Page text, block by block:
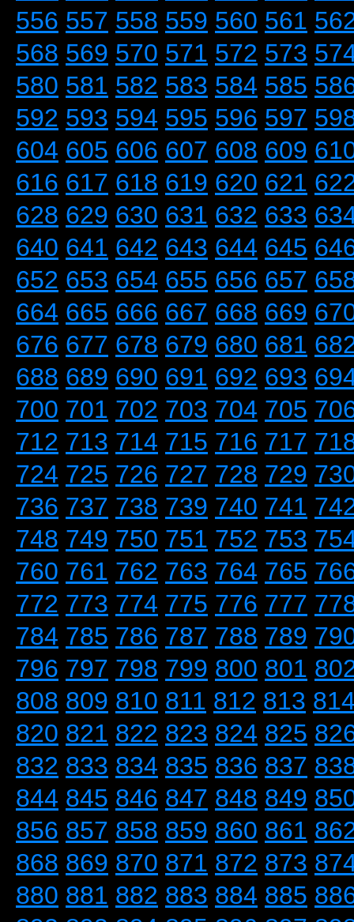
556 557 558 559 560 561
568 569 570 571 572 573
580 581 582 583 584 585
592 593 594 595 596 597
604 605 606 607 608 609
616 617 618 619 620 621
628 629 630 631 632 633
640 641 642 643 644 645
652 653 654 655 656 657
664 665 666 667 668 669
676 677 678 679 680 681
688 689 690 691 692 693
700 701 702 703 704 705
712 713 714 715 716 717
724 725 726 727 728 729
736 737 738 739 740 741
748 749 750 751 752 753
760 761 762 763 764 765
772 773 774 775 776 777
784 785 786 787 788 789
796 797 798 799 800 801
808 809 810 811 812 813
820 821 822 823 824 825
832 833 834 835 836 837
844 845 846 847 848 849
856 857 858 859 860 861
868 869 870 871 872 873
880 881 882 883 884 885